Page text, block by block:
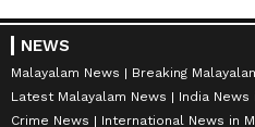
NEWS
Malayalam News
Breaking
Latest Malayalam News
India News
Crime News
International News in